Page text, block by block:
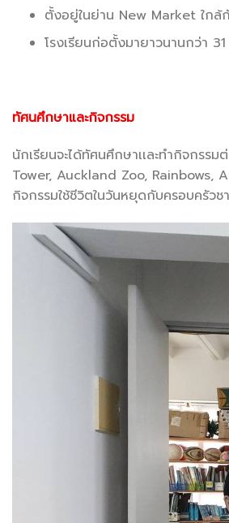
ตั้งอยู่ในย่าน New Market ใกล้
โรงเรียนก่อตั้งมายาวนานกว่า
ทัศนศึกษาและกิจกรรม
นักเรียนจะได้ทัศนศึกษาเเละทำกิจกร
Tower, Auckland Zoo, Rainbows,
กิจกรรมใช้ชีวิตในวันหยุดกับครอบครัวช